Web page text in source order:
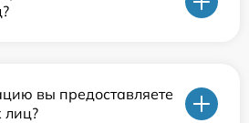
вы предоставляете
лиц?